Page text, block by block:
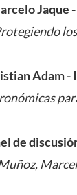
Jaque
Adam -
de